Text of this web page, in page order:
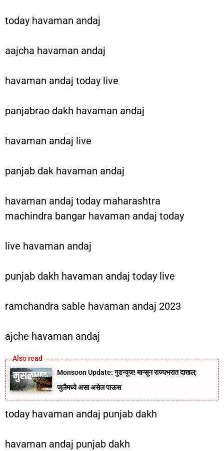
today havaman andaj
aajcha havaman andaj
havaman andaj today live
panjabrao dakh havaman andaj
havaman andaj live
panjab dak havaman andaj
havaman andaj today maharashtra
machindra bangar havaman andaj today
live havaman andaj
punjab dakh havaman andaj today live
ramchandra sable havaman andaj 2023
ajche havaman andaj
Monsoon Update: गुडन्यूज! मान्सून राज्यभरात दाखल;
जुलैमध्ये असा असेल पाऊस
today havaman andaj punjab dakh
havaman andaj punjab dakh